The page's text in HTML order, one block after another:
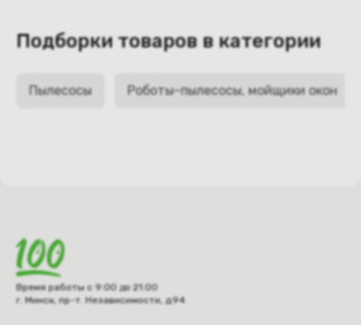
Подборки товаров в категории
Пылесосы Роботы-пылесосы, мойщики окон
Время работы с 9:00 до 21:00
г. Минск, пр-т. Независимости, д.94